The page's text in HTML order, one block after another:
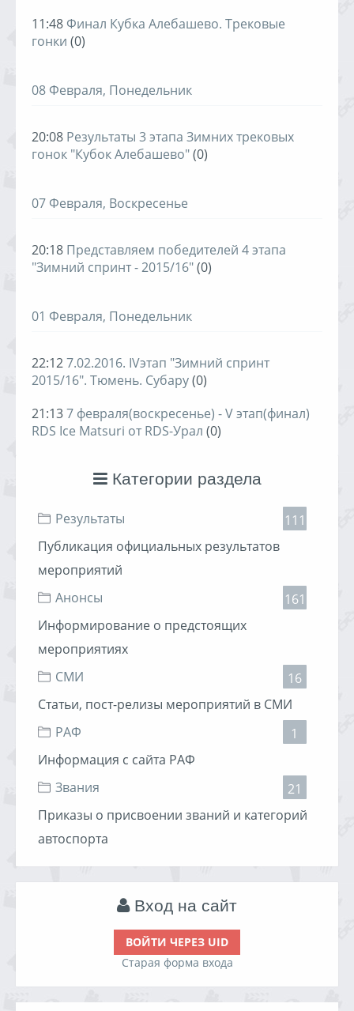
Категории раздела
Результаты
111
Публикация официальных результатов
мероприятий
Анонсы
161
Информирование о предстоящих
мероприятиях
СМИ
16
Статьи, пост-релизы мероприятий в СМИ
РАФ
1
Информация с сайта РАФ
Звания
21
Приказы о присвоении званий и категорий
автоспорта
Вход на сайт
ВОЙТИ ЧЕРЕЗ UID
Старая форма входа
11:48 Финал Кубка Алебашево. Трековые
гонки (0)
08 Февраля, Понедельник
20:08 Результаты 3 этапа Зимних трековых
гонок "Кубок Алебашево"(0)
07 Февраля, Воскресенье
20:18 Представляем победителей 4 этапа
"Зимний спринт - 2015/16"(0)
01 Февраля, Понедельник
22:127.02.2016. IVэтап "Зимний спринт
2015/16". Тюмень. Субару(0)
21:137 февраля(воскресенье) - V этап(финал)
RDS Ice Matsuri от RDS-Урал (0)